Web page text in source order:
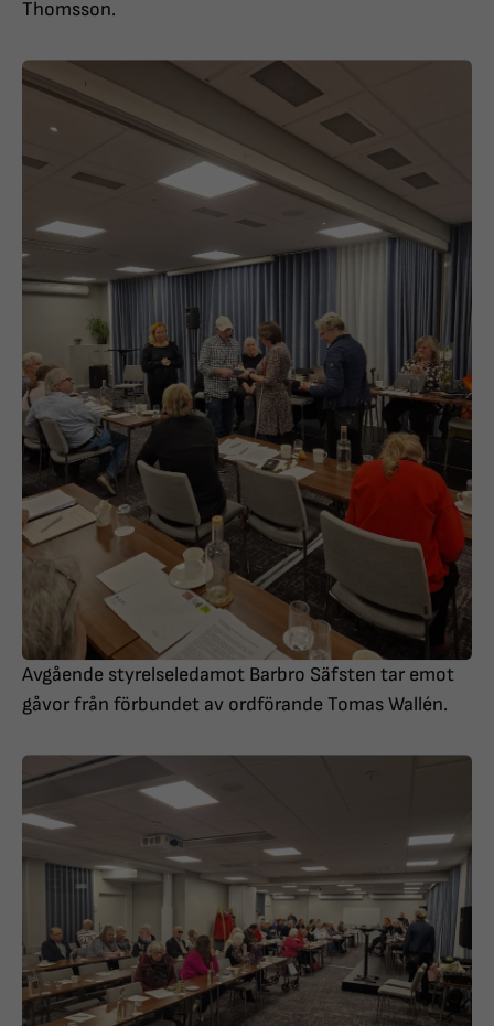
Thomsson.
Avgående styrelseledamot Barbro Säfsten tar emot
gåvor från förbundet av ordförande Tomas Wallén.